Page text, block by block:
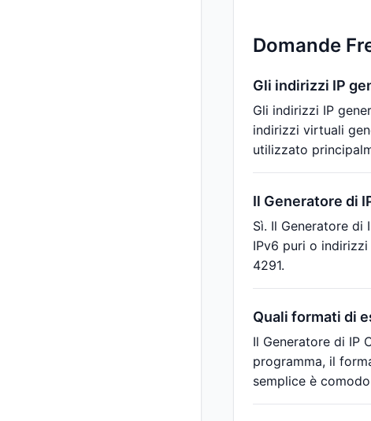
Domande
Gli indirizzi IP
Gli indirizzi IP
indirizzi virtuali
utilizzato
Il Generatore di
Sì. Il Generatore di
IPv6 puri o
4291.
Quali formati di
Il Generatore di IP
programma, il
semplice è